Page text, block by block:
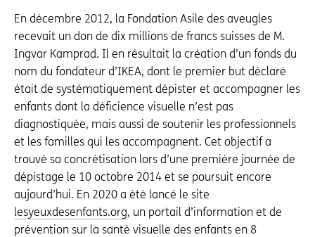
En décembre 2012, la Fondation Asile des aveugles
recevait un don de dix millions de francs suisses de M.
Ingvar Kamprad. Il en résultait la création d’un fonds du
nom du fondateur d’IKEA, dont le premier but déclaré
était de systématiquement dépister et accompagner les
enfants dont la déficience visuelle n’est pas
diagnostiquée, mais aussi de soutenir les professionnels
et les familles qui les accompagnent. Cet objectif a
trouvé sa concrétisation lors d’une première journée de
dépistage le 10 octobre 2014 et se poursuit encore
aujourd’hui. En 2020 a été lancé le site
lesyeuxdesenfants.org, un portail d’information et de
prévention sur la santé visuelle des enfants en 8